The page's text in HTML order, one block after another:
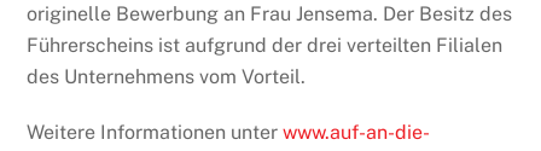
originelle Bewerbung an Frau Jensema. Der Besitz des
Führerscheins ist aufgrund der drei verteilten Filialen
des Unternehmens vom Vorteil.
Weitere Informationen unterwww.auf-an-die-